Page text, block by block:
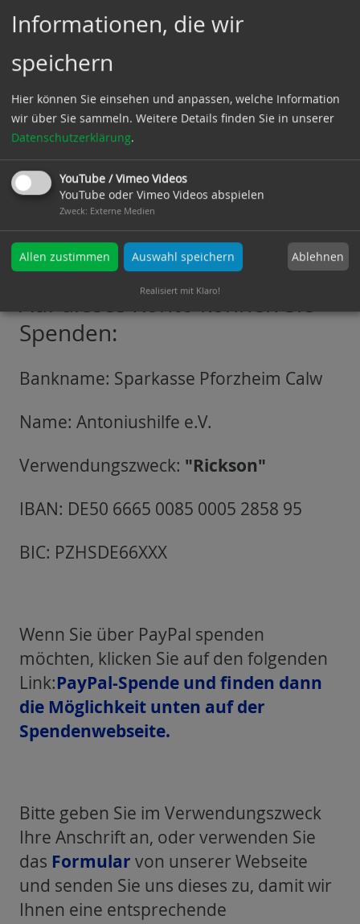
lebensverändernden Unterschied machen.
Durch die Anerkennung der Antoniushilfe e.V. als
übernimmt der Staat die Hälfte der anfallenden
Kosten, die derzeit auf rund 6000.- € aufgelaufen
sind. Wir bedanken uns bei den Verantwortlichen
des pakistanischen Staates und hoffen auf die
Unterstützung unserer Freunde und Helfer, die noch
offenen Kosten bezahlen zu können. Unser Verein
da er als Halbwaise, zu unseren Kindern von Lahore
gehört.
Auf dieses Konto können Sie
Spenden:
Bankname: Sparkasse Pforzheim Calw
Name: Antoniushilfe e.V.
Verwendungszweck: "Rickson"
IBAN: DE50 6665 0085 0005 2858 95
BIC: PZHSDE66XXX
Wenn Sie über PayPal spenden
möchten, klicken Sie auf den folgenden
Link:PayPal-Spende und finden dann
die Möglichkeit unten auf der
Spendenwebseite.
Bitte geben Sie im Verwendungszweck
Ihre Anschrift an, oder verwenden Sie
das Formular von unserer Webseite
und senden Sie uns dieses zu, damit wir
Ihnen eine entsprechende
Informationen, die wir
speichern
Hier können Sie einsehen und anpassen, welche Information
wir über Sie sammeln. Weitere Details finden Sie in unserer
Datenschutzerklärung.
YouTube / Vimeo Videos
YouTube oder Vimeo Videos abspielen
Zweck: Externe Medien
Allen zustimmen Auswahl speichern Ablehnen
Realisiert mit Klaro!